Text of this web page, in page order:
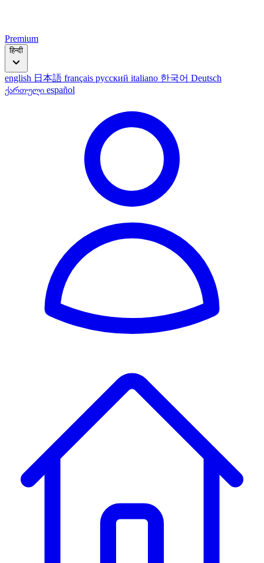
Premium
हिन्दी
english 日本語 français русский italiano 한국어 Deutsch
ქართული español